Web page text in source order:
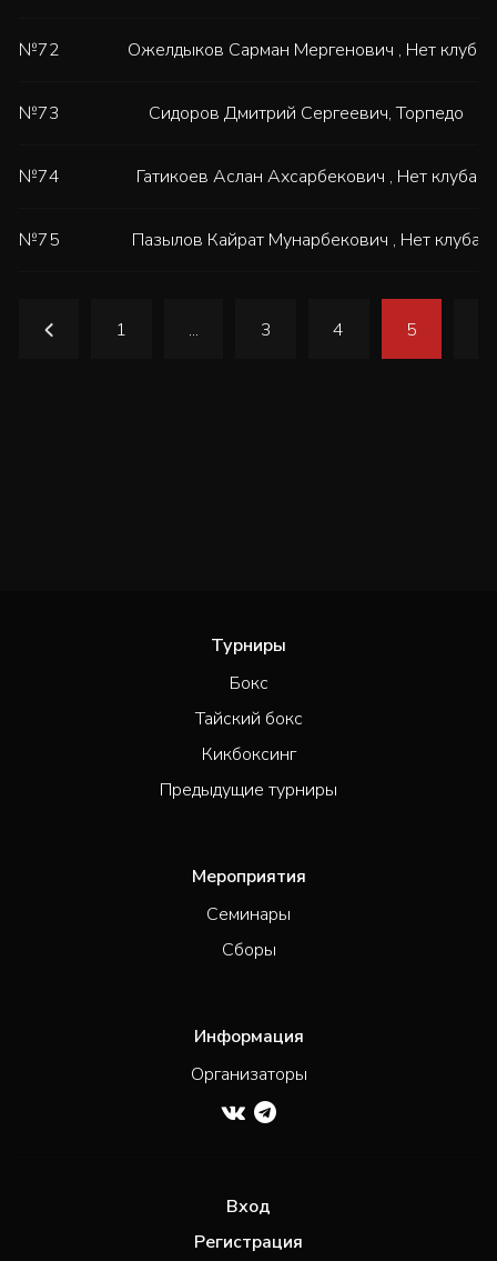
№72 Ожелдыков Сарман Мергенович , Нет клуба
№73 Сидоров Дмитрий Сергеевич,Торпедо
№74 Гатикоев Аслан Ахсарбекович , Нет клуба
№75 Пазылов Кайрат Мунарбекович , Нет клуба
1 ... 3 4 5
Турниры
Бокс
Тайский бокс
Кикбоксинг
Предыдущие турниры
Мероприятия
Семинары
Сборы
Информация
Организаторы
Вход
Регистрация